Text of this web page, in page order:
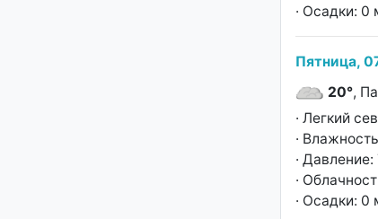
· Осадки: 0
Пятница,
20°,
· Легкий
·
·
·
· Осадки: 0